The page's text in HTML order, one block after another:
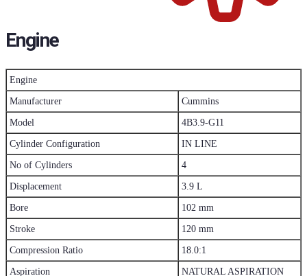
Engine
Engine
Manufacturer Cummins
Model 4B3.9-G11
Cylinder Configuration IN LINE
No of Cylinders 4
Displacement 3.9 L
Bore 102 mm
Stroke 120 mm
Compression Ratio 18.0:1
Aspiration NATURAL ASPIRATION